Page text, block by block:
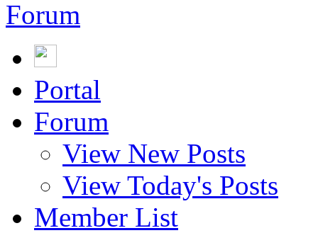
Portal
Forum
View New Posts
View Today's Posts
Member List